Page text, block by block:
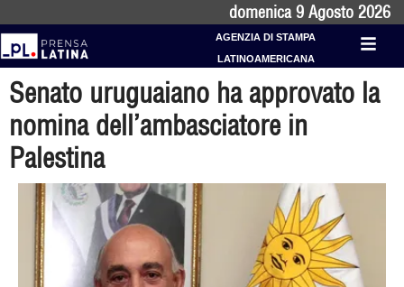
domenica 9 Agosto 2026
AGENZIA DI STAMPA
LATINOAMERICANA
Senato uruguaiano ha approvato la
nomina dell’ambasciatore in
Palestina